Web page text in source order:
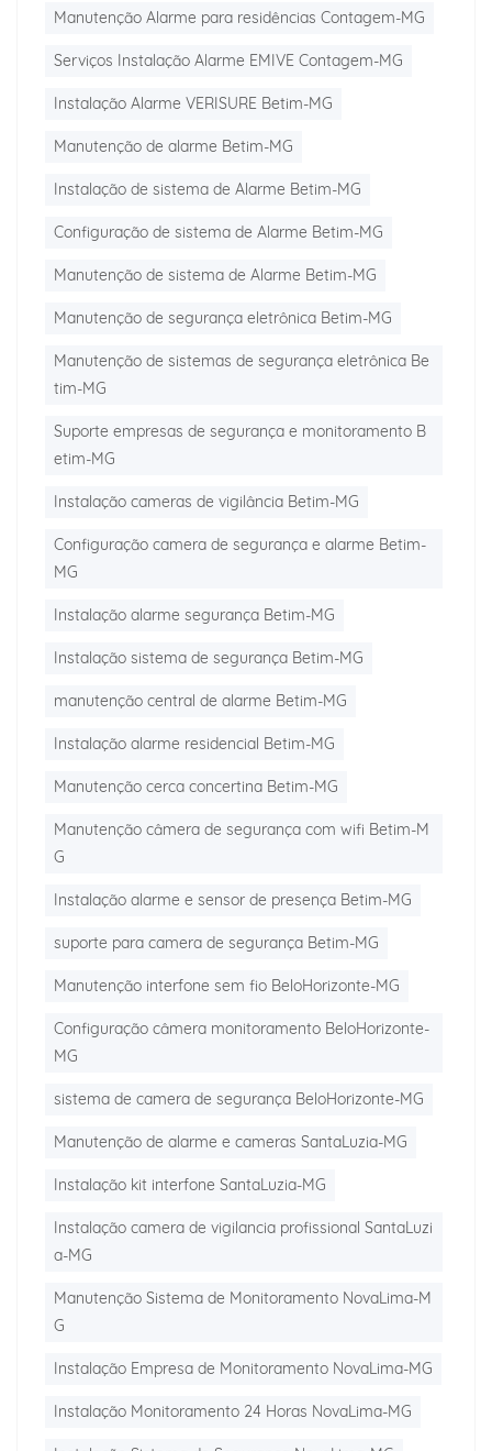
Manutenção Alarme para residências Contagem-MG
Serviços Instalação Alarme EMIVE Contagem-MG
Instalação Alarme VERISURE Betim-MG
Manutenção de alarme Betim-MG
Instalação de sistema de Alarme Betim-MG
Configuração de sistema de Alarme Betim-MG
Manutenção de sistema de Alarme Betim-MG
Manutenção de segurança eletrônica Betim-MG
Manutenção de sistemas de segurança eletrônica Be
tim-MG
Suporte empresas de segurança e monitoramento B
etim-MG
Instalação cameras de vigilância Betim-MG
Configuração camera de segurança e alarme Betim-
MG
Instalação alarme segurança Betim-MG
Instalação sistema de segurança Betim-MG
manutenção central de alarme Betim-MG
Instalação alarme residencial Betim-MG
Manutenção cerca concertina Betim-MG
Manutenção câmera de segurança com wifi Betim-M
G
Instalação alarme e sensor de presença Betim-MG
suporte para camera de segurança Betim-MG
Manutenção interfone sem fio BeloHorizonte-MG
Configuração câmera monitoramento BeloHorizonte-
MG
sistema de camera de segurança BeloHorizonte-MG
Manutenção de alarme e cameras SantaLuzia-MG
Instalação kit interfone SantaLuzia-MG
Instalação camera de vigilancia profissional SantaLuzi
a-MG
Manutenção Sistema de Monitoramento NovaLima-M
G
Instalação Empresa de Monitoramento NovaLima-MG
Instalação Monitoramento 24 Horas NovaLima-MG